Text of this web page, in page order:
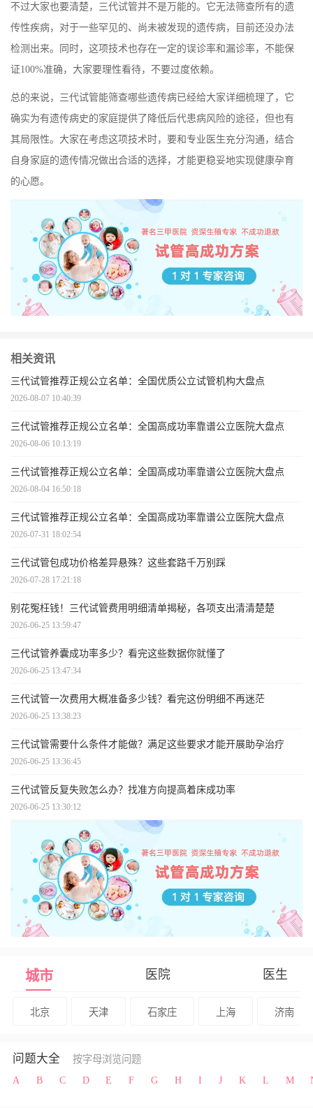
不过大家也要清楚，三代试管并不是万能的。它无法筛查所有的遗
传性疾病，对于一些罕见的、尚未被发现的遗传病，目前还没办法
检测出来。同时，这项技术也存在一定的误诊率和漏诊率，不能保
证100%准确，大家要理性看待，不要过度依赖。
总的来说，三代试管能筛查哪些遗传病已经给大家详细梳理了，它
确实为有遗传病史的家庭提供了降低后代患病风险的途径，但也有
其局限性。大家在考虑这项技术时，要和专业医生充分沟通，结合
自身家庭的遗传情况做出合适的选择，才能更稳妥地实现健康孕育
的心愿。
相关资讯
三代试管推荐正规公立名单：全国优质公立试管机构大盘点
2026-08-07 10:40:39
三代试管推荐正规公立名单：全国高成功率靠谱公立医院大盘点
2026-08-06 10:13:19
三代试管推荐正规公立名单：全国高成功率靠谱公立医院大盘点
2026-08-04 16:50:18
三代试管推荐正规公立名单：全国高成功率靠谱公立医院大盘点
2026-07-31 18:02:54
三代试管包成功价格差异悬殊？这些套路千万别踩
2026-07-28 17:21:18
别花冤枉钱！三代试管费用明细清单揭秘，各项支出清清楚楚
2026-06-25 13:59:47
三代试管养囊成功率多少？看完这些数据你就懂了
2026-06-25 13:47:34
三代试管一次费用大概准备多少钱？看完这份明细不再迷茫
2026-06-25 13:38:23
三代试管需要什么条件才能做？满足这些要求才能开展助孕治疗
2026-06-25 13:36:45
三代试管反复失败怎么办？找准方向提高着床成功率
2026-06-25 13:30:12
城市 医院 医生
北京 天津 石家庄 上海 济南
问题大全
按字母浏览问题
A
B C D E F G H I J K L M